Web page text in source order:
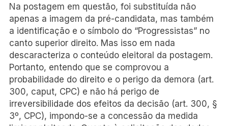
Na postagem em questão, foi substituída não
apenas a imagem da pré-candidata, mas também
a identificação e o símbolo do “Progressistas” no
canto superior direito. Mas isso em nada
descaracteriza o conteúdo eleitoral da postagem.
Portanto, entendo que se comprovou a
probabilidade do direito e o perigo da demora (art.
300, caput, CPC) e não há perigo de
irreversibilidade dos efeitos da decisão (art. 300, §
3º, CPC), impondo-se a concessão da medida